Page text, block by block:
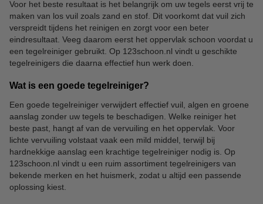
Voor het beste resultaat is het belangrijk om uw tegels eerst vrij te
maken van los vuil zoals zand en stof. Dit voorkomt dat vuil zich
verspreidt tijdens het reinigen en zorgt voor een beter
eindresultaat. Veeg daarom eerst het oppervlak schoon voordat u
een tegelreiniger gebruikt. Op 123schoon.nl vindt u geschikte
tegelreinigers die daarna effectief hun werk doen.
Wat is een goede tegelreiniger?
Een goede tegelreiniger verwijdert effectief vuil, algen en groene
aanslag zonder uw tegels te beschadigen. Welke reiniger het
beste past, hangt af van de vervuiling en het oppervlak. Voor
lichte vervuiling volstaat vaak een mild middel, terwijl bij
hardnekkige aanslag een krachtige tegelreiniger nodig is. Op
123schoon.nl vindt u een ruim assortiment tegelreinigers van
bekende merken en het huismerk, zodat u altijd een passende
oplossing kiest.